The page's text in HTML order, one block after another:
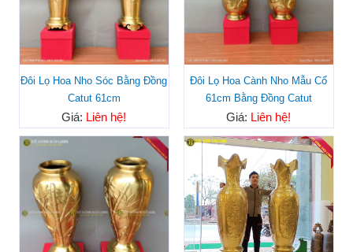
Đôi Lọ Hoa Nho Sóc Bằng Đồng
Catut 61cm
Giá: Liên hệ!
Đôi Lọ Hoa Cành Nho Mẫu Cổ
61cm Bằng Đồng Catut
Giá: Liên hệ!